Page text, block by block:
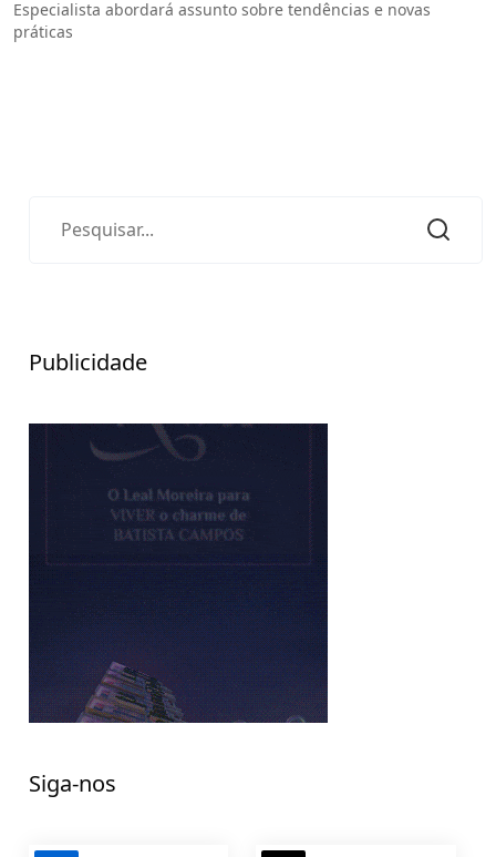
Especialista abordará assunto sobre tendências e novas
práticas
Publicidade
Siga-nos